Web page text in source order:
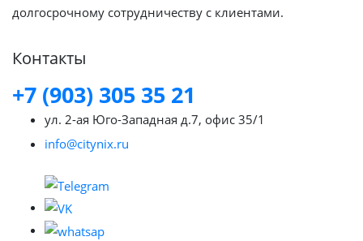
долгосрочному сотрудничеству с клиентами.
Контакты
+7 (903) 305 35 21
ул. 2-ая Юго-Западная д.7, офис 35/1
info@citynix.ru